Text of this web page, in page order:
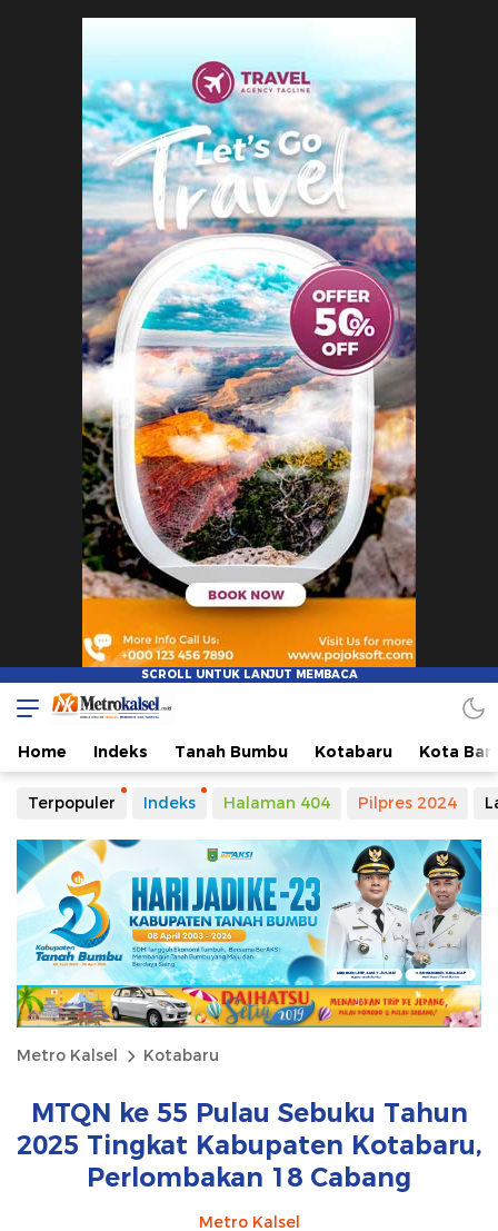
Home Indeks Tanah Bumbu Kotabaru Kota
Terpopuler Indeks Halaman 404 Pilpres 2024
Metro Kalsel Kotabaru
MTQN ke 55 Pulau Sebuku Tahun
2025 Tingkat Kabupaten Kotabaru,
Perlombakan 18 Cabang
Metro Kalsel